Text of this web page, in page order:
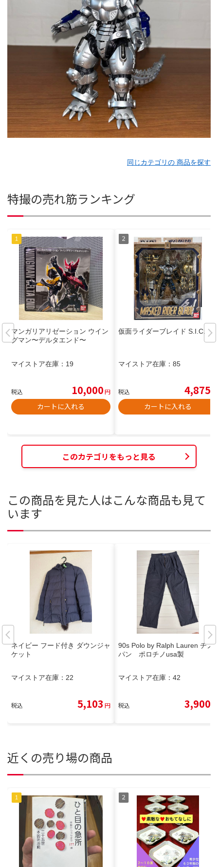
同じカテゴリの 商品を探す
特撮の売れ筋ランキング
マンガリアリゼーション ウイン
グマン〜デルタエンド〜
マイストア在庫： 19
税込 10,000円
カートに入れる
仮面ライダーブレイド S.I.C.
マイストア在庫： 85
税込 4,875
カートに入れる
このカテゴリをもっと見る
この商品を見た人はこんな商品も見て
います
ネイビー フード付き ダウンジャ
ケット
マイストア在庫： 22
税込 5,103 円
90s Polo by Ralph Lauren チノ
パン ポロチノusa製
マイストア在庫： 42
税込 3,900
近くの売り場の商品